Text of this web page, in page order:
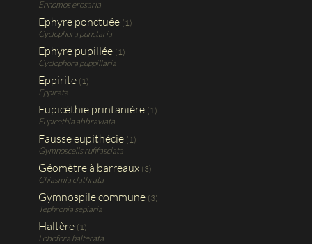
Ennomos erosaria
Ephyre ponctuée (1)
Cyclophora punctaria
Ephyre pupillée (1)
Cyclophora puppillaria
Eppirite (1)
Eppirata
Eupicéthie printanière (1)
Eupicethia abbraviata
Fausse eupithécie (1)
Gymnoscelis rufifasciata
Géomètre à barreaux (3)
Chiasmia clathrata
Gymnospile commune (3)
Tephronia sepiaria
Haltère (1)
Lobofora halterata